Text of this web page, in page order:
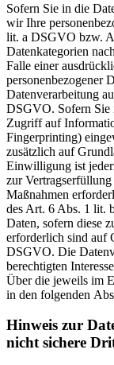
Sofern Sie in die
wir Ihre
lit. a DSGVO bzw.
Datenkategorien
Falle einer
personenbezogener
Datenverarbeitung
DSGVO. Sofern Sie
Zugriff auf
Fingerprinting)
zusätzlich auf
Einwilligung ist
zur
Maßnahmen
des Art. 6 Abs. 1 lit.
Daten, sofern diese
erforderlich sind auf
DSGVO. Die
berechtigten
Über die jeweils im
in den folgenden
Hinweis zur
nicht sichere